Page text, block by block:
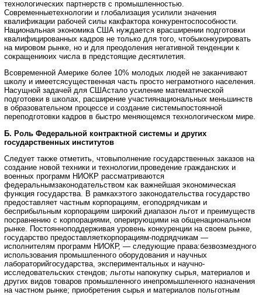
технологических партнерств с промышленностью.
Современныетехнологии и глобализация усилили значения
квалификации рабочей силы какфактора конкурентоспособности.
Национальная экономика США нуждается врасширении подготовки
квалифицированных кадров не только для того, чтобыконкурировать
на мировом рынке, но и для преодоления негативной тенденции к
сокращениюих числа в предстоящие десятилетия.
Всовременной Америке более 10% молодых людей не заканчивают
школу и имеетсясущественная часть просто неграмотного населения.
Насущной задачей для СШАстало усиление математической
подготовки в школах, расширение участиянациональных меньшинств
в образовательном процессе и создание системыпостоянной
переподготовки кадров в быстро меняющемся технологическом мире.
Б. Роль Федеральной контрактной системы и других
государственных институтов
Следует также отметить, чтовыполнение государственных заказов на
создание новой техники и технологии,проведение гражданских и
военных программ НИОКР рассматриваются
федеральнымзаконодательством как важнейшая экономическая
функция государства. В рамкахэтого законодательства государство
предоставляет частным корпорациям, егоподрядчикам и
бесприбыльным корпорациям широкий диапазон льгот и преимуществ
посравнению с корпорациями, оперирующими на общенациональном
рынке. Постоянноподдерживая уровень конкуренции на своем рынке,
государство предоставляеткорпорациям-подрядчикам —
исполнителям программ НИОКР, — следующие права:безвозмездного
использования промышленного оборудования и научных
лабораторийгосударства, экспериментальных и научно-
исследовательских стендов; льготы напокупку сырья, материалов и
других видов товаров промышленного инепромышленного назначения
на частном рынке; приобретения сырья и материалов польготным